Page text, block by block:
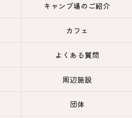
キャンプ場のご紹介
カフェ
よくある質問
周辺施設
団体